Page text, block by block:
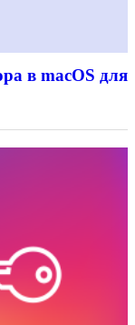
в macOS для